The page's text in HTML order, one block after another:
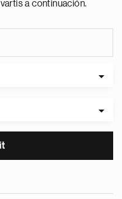
a continuación.